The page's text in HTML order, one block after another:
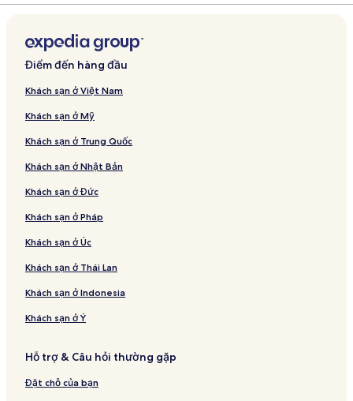
Điểm đến hàng đầu
Khách sạn ở Việt Nam
Khách sạn ở Mỹ
Khách sạn ở Trung Quốc
Khách sạn ở Nhật Bản
Khách sạn ở Đức
Khách sạn ở Pháp
Khách sạn ở Úc
Khách sạn ở Thái Lan
Khách sạn ở Indonesia
Khách sạn ở Ý
Hỗ trợ & Câu hỏi thường gặp
Đặt chỗ của bạn